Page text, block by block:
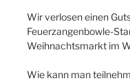
Wir verlosen einen
Feuerzangenbowle-
Weihnachtsmarkt im
Wie kann man